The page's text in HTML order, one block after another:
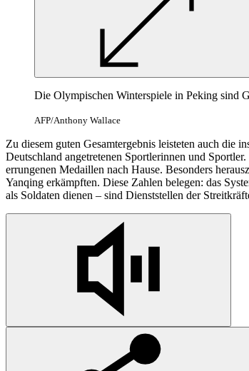
Die Olympischen Winterspiele in Peking sind
AFP/Anthony Wallace
Zu diesem guten Gesamtergebnis leisteten auch die
Deutschland angetretenen Sportlerinnen und
errungenen Medaillen nach Hause. Besonders
Yanqing erkämpften. Diese Zahlen belegen: das
als Soldaten dienen – sind Dienststellen der